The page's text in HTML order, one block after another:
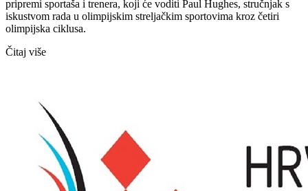
pripremi sportaša i trenera, koji će voditi Paul Hughes, stručnjak s
iskustvom rada u olimpijskim streljačkim sportovima kroz četiri
olimpijska ciklusa.
Čitaj više